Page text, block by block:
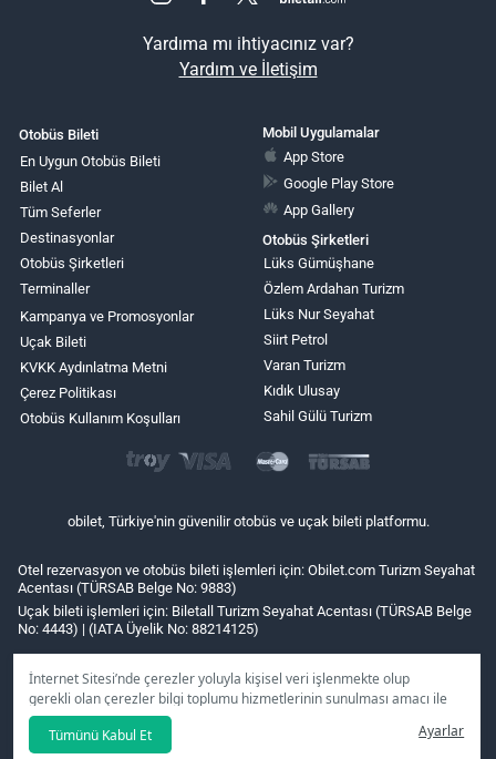
İnternet Sitesi’nde çerezler yoluyla kişisel veri işlenmekte olup
gerekli olan çerezler bilgi toplumu hizmetlerinin sunulması amacı ile
kullanılmaktadır. Tercihleriniz doğrultusunda size özel
kişiselleştirilmiş çerezleri ve özel kampanyaları
seçeneğine
Tümünü Kabul Et Ayarlar
Yardıma mı ihtiyacınız var?
Yardım ve İletişim
Otobüs Bileti
En Uygun Otobüs Bileti
Bilet Al
Tüm Seferler
Destinasyonlar
Otobüs Şirketleri
Terminaller
Kampanya ve Promosyonlar
Uçak Bileti
KVKK Aydınlatma Metni
Çerez Politikası
Otobüs Kullanım Koşulları
Mobil Uygulamalar
App Store
Google Play Store
App Gallery
Otobüs Şirketleri
Lüks Gümüşhane
Özlem Ardahan Turizm
Lüks Nur Seyahat
Siirt Petrol
Varan Turizm
Kıdık Ulusay
Sahil Gülü Turizm
obilet, Türkiye'nin güvenilir otobüs ve uçak bileti platformu.
Otel rezervasyon ve otobüs bileti işlemleri için: Obilet.com Turizm Seyahat
Acentası (TÜRSAB Belge No: 9883)
Uçak bileti işlemleri için: Biletall Turizm Seyahat Acentası (TÜRSAB Belge
No: 4443) | (IATA Üyelik No: 88214125)